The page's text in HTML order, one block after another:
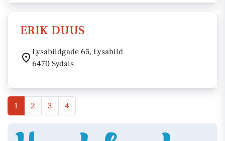
ERIK DUUS
Lysabildgade 65, Lysabild
6470 Sydals
1 2 3 4